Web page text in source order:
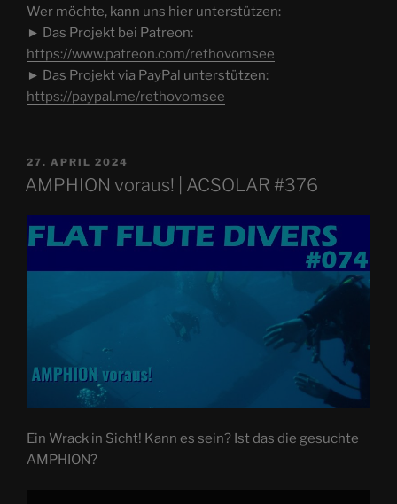
Wer möchte, kann uns hier unterstützen:
► Das Projekt bei Patreon:
https://www.patreon.com/rethovomsee
► Das Projekt via PayPal unterstützen:
https://paypal.me/rethovomsee
VERÖFFENTLICHT
AM
27. APRIL 2024
AMPHION voraus! | ACSOLAR #376
Ein Wrack in Sicht! Kann es sein? Ist das die gesuchte
AMPHION?